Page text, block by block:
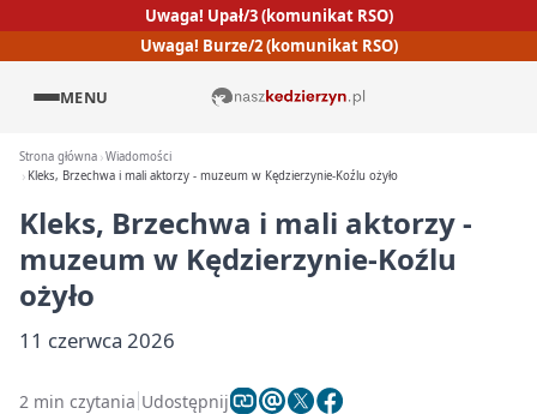
Uwaga! Upał/3 (komunikat RSO)
Uwaga! Burze/2 (komunikat RSO)
MENU
Strona główna Wiadomości
Kleks, Brzechwa i mali aktorzy - muzeum w Kędzierzynie-Koźlu ożyło
Kleks, Brzechwa i mali aktorzy -
muzeum w Kędzierzynie-Koźlu
ożyło
11 czerwca 2026
2 min czytania Udostępnij